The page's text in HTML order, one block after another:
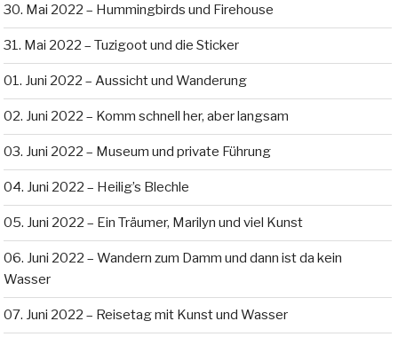
30. Mai 2022 – Hummingbirds und Firehouse
31. Mai 2022 – Tuzigoot und die Sticker
01. Juni 2022 – Aussicht und Wanderung
02. Juni 2022 – Komm schnell her, aber langsam
03. Juni 2022 – Museum und private Führung
04. Juni 2022 – Heilig’s Blechle
05. Juni 2022 – Ein Träumer, Marilyn und viel Kunst
06. Juni 2022 – Wandern zum Damm und dann ist da kein
Wasser
07. Juni 2022 – Reisetag mit Kunst und Wasser